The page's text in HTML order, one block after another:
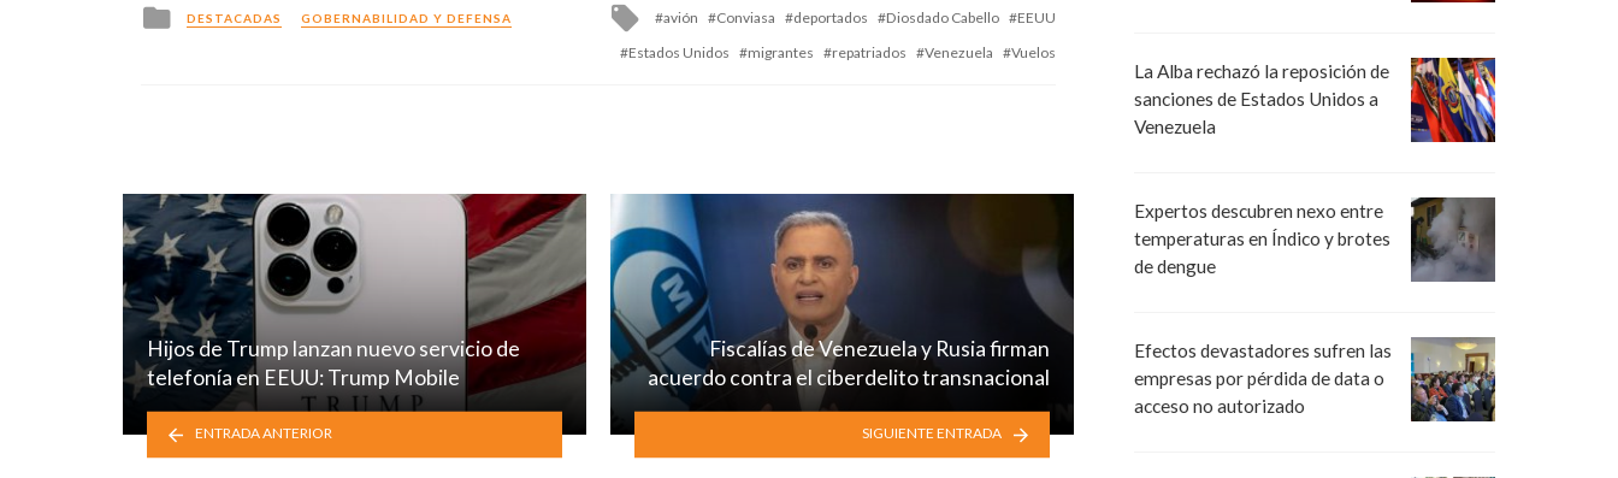
Posted
in
DESTACADAS GOBERNABILIDAD Y DEFENSA
Tagged
avión Conviasa deportados Diosdado Cabello
EEUU
Estados Unidos
migrantes repatriados Venezuela Vuelos
Hijos de Trump lanzan nuevo servicio de
telefonía en EEUU: Trump Mobile
ENTRADA ANTERIOR
Fiscalías de Venezuela y Rusia firman
acuerdo contra el ciberdelito transnacional
SIGUIENTE ENTRADA
La Alba rechazó la reposición de
sanciones de Estados Unidos a
Venezuela
Expertos descubren nexo entre
temperaturas en Índico y brotes
de dengue
Efectos devastadores sufren las
empresas por pérdida de data o
acceso no autorizado